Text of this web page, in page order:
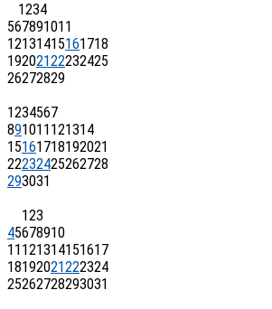
1234
567891011
12131415161718
19202122232425
26272829
1234567
891011 121314
15161718192021
22232425262728
293031
123
45678910
11 121314151617
18192021222324
25262728293031